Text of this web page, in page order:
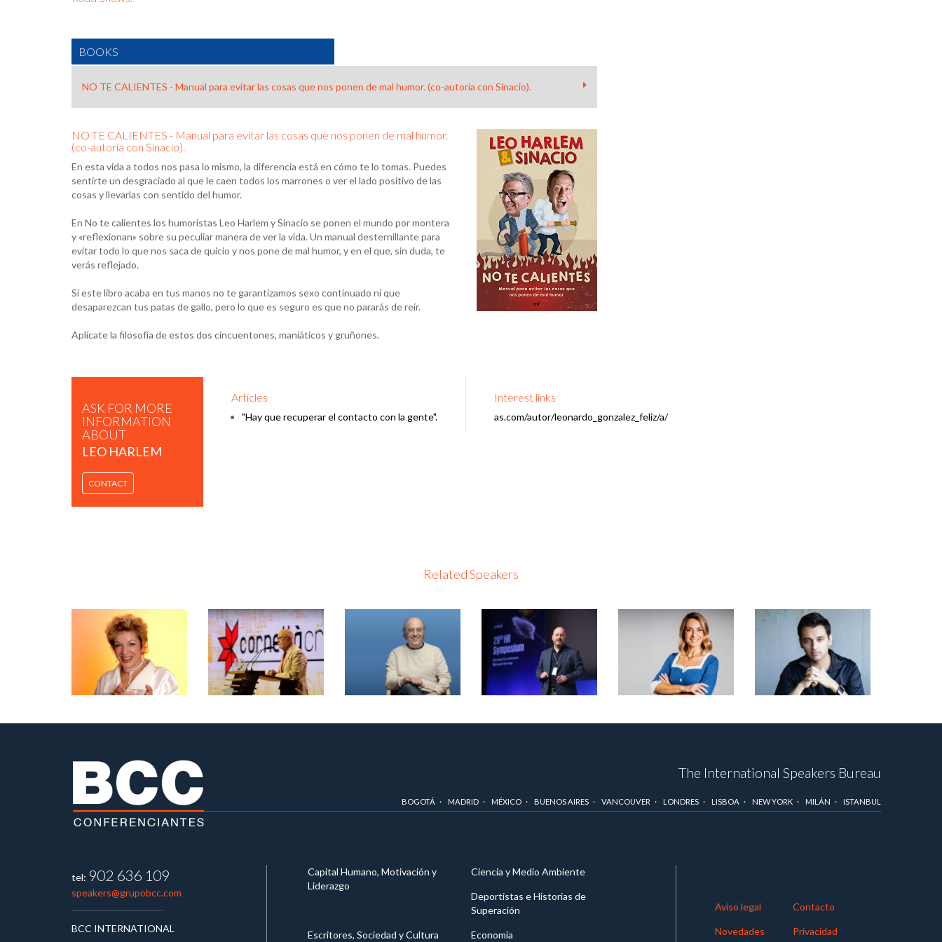
BOOKS
NO TE CALIENTES - Manual para evitar las cosas que nos ponen de mal humor. (co-autoría con Sinacio).
NO TE CALIENTES - Manual para evitar las cosas que nos ponen de mal humor.
(co-autoría con Sinacio).
En esta vida a todos nos pasa lo mismo, la diferencia está en cómo te lo tomas. Puedes
sentirte un desgraciado al que le caen todos los marrones o ver el lado positivo de las
cosas y llevarlas con sentido del humor.
En No te calientes los humoristas Leo Harlem y Sinacio se ponen el mundo por montera
y «reflexionan» sobre su peculiar manera de ver la vida. Un manual desternillante para
evitar todo lo que nos saca de quicio y nos pone de mal humor, y en el que, sin duda, te
verás reflejado.
Si este libro acaba en tus manos no te garantizamos sexo continuado ni que
desaparezcan tus patas de gallo, pero lo que es seguro es que no pararás de reír.
Aplícate la filosofía de estos dos cincuentones, maniáticos y gruñones.
ASK FOR MORE
INFORMATION
ABOUT
LEO HARLEM
CONTACT
Articles
"Hay que recuperar el contacto con la gente".
Interest links
as.com/autor/leonardo_gonzalez_feliz/a/
Related Speakers
The International Speakers Bureau
BOGOTÁ MADRID MÉXICO BUENOS AIRES VANCOUVER LONDRES LISBOA NEW YORK MILÁN ISTANBUL
tel: 902 636 109
speakers@grupobcc.com
BCC INTERNATIONAL
Capital Humano, Motivación y
Liderazgo
Ciencia y Medio Ambiente
Deportistas e Historias de
Superación
Economía
Escritores, Sociedad y Cultura
Aviso legal Contacto
Novedades Privacidad